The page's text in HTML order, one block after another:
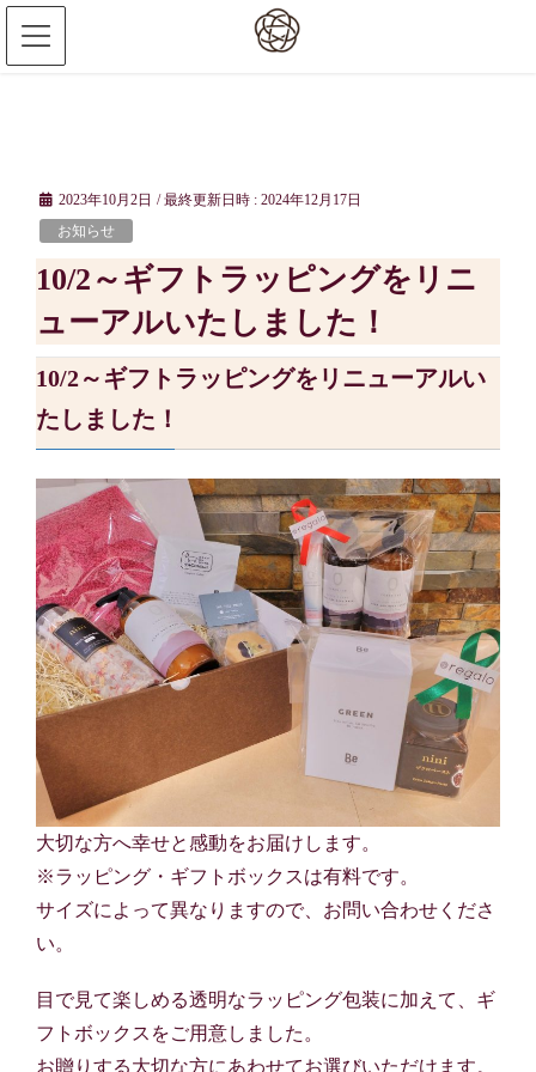
2023年10月2日 / 最終更新日時 : 2024年12月17日
お知らせ
10/2～ギフトラッピングをリニ
ューアルいたしました！
10/2～ギフトラッピングをリニューアルい
たしました！
大切な方へ幸せと感動をお届けします。
※ラッピング・ギフトボックスは有料です。
サイズによって異なりますので、お問い合わせくださ
い。
目で見て楽しめる透明なラッピング包装に加えて、ギ
フトボックスをご用意しました。
お贈りする大切な方にあわせてお選びいただけます。